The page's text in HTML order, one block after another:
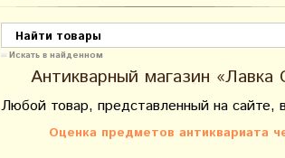
Искать в найденном
Антикварный магазин «Лавка
Любой товар, представленный на
Оценка предметов антиквариата